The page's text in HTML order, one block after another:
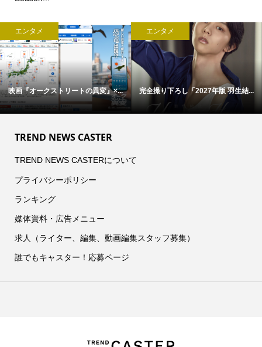
エンタメ
映画『オークストリートの異変』×...
エンタメ
完全撮り下ろし「2027年版 羽生結...
TREND NEWS CASTER
TREND NEWS CASTERについて
プライバシーポリシー
ランキング
媒体資料・広告メニュー
求人（ライター、編集、動画編集スタッフ募集）
誰でもキャスター！応募ページ